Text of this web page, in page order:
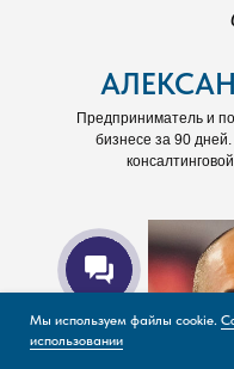
Предприниматель и
бизнесе за 90
Мы используем файлы cookie.
использовании